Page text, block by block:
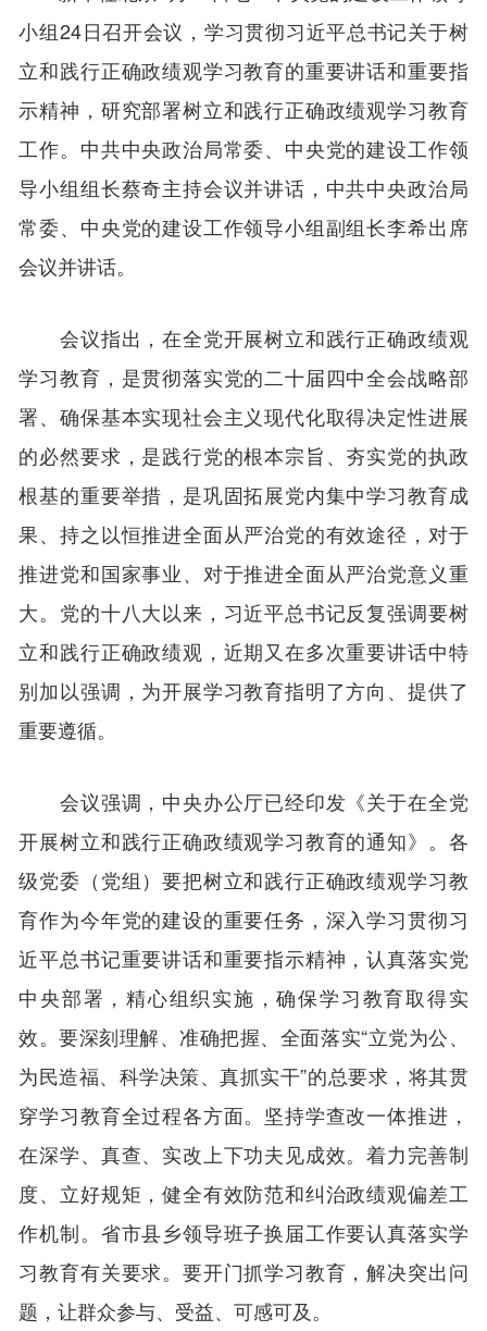
小组24日召开会议，学习贯彻习近平总书记关于树
立和践行正确政绩观学习教育的重要讲话和重要指
示精神，研究部署树立和践行正确政绩观学习教育
工作。中共中央政治局常委、中央党的建设工作领
导小组组长蔡奇主持会议并讲话，中共中央政治局
常委、中央党的建设工作领导小组副组长李希出席
会议并讲话。
会议指出，在全党开展树立和践行正确政绩观
学习教育，是贯彻落实党的二十届四中全会战略部
署、确保基本实现社会主义现代化取得决定性进展
的必然要求，是践行党的根本宗旨、夯实党的执政
根基的重要举措，是巩固拓展党内集中学习教育成
果、持之以恒推进全面从严治党的有效途径，对于
推进党和国家事业、对于推进全面从严治党意义重
大。党的十八大以来，习近平总书记反复强调要树
立和践行正确政绩观，近期又在多次重要讲话中特
别加以强调，为开展学习教育指明了方向、提供了
重要遵循。
会议强调，中央办公厅已经印发《关于在全党
开展树立和践行正确政绩观学习教育的通知》。各
级党委（党组）要把树立和践行正确政绩观学习教
育作为今年党的建设的重要任务，深入学习贯彻习
近平总书记重要讲话和重要指示精神，认真落实党
中央部署，精心组织实施，确保学习教育取得实
效。要深刻理解、准确把握、全面落实“立党为公、
为民造福、科学决策、真抓实干”的总要求，将其贯
穿学习教育全过程各方面。坚持学查改一体推进，
在深学、真查、实改上下功夫见成效。着力完善制
度、立好规矩，健全有效防范和纠治政绩观偏差工
作机制。省市县乡领导班子换届工作要认真落实学
习教育有关要求。要开门抓学习教育，解决突出问
题，让群众参与、受益、可感可及。